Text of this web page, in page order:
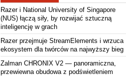
Razer i National University of Singapore
(NUS) łączą siły, by rozwijać sztuczną
inteligencję w grach
Razer przejmuje StreamElements i wrzuca
ekosystem dla twórców na najwyższy bieg
Zalman CHRONIX V2 — panoramiczna,
przewiewna obudowa z podświetleniem